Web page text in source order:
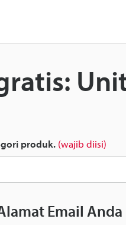
produk. (wajib diisi)
Email Anda